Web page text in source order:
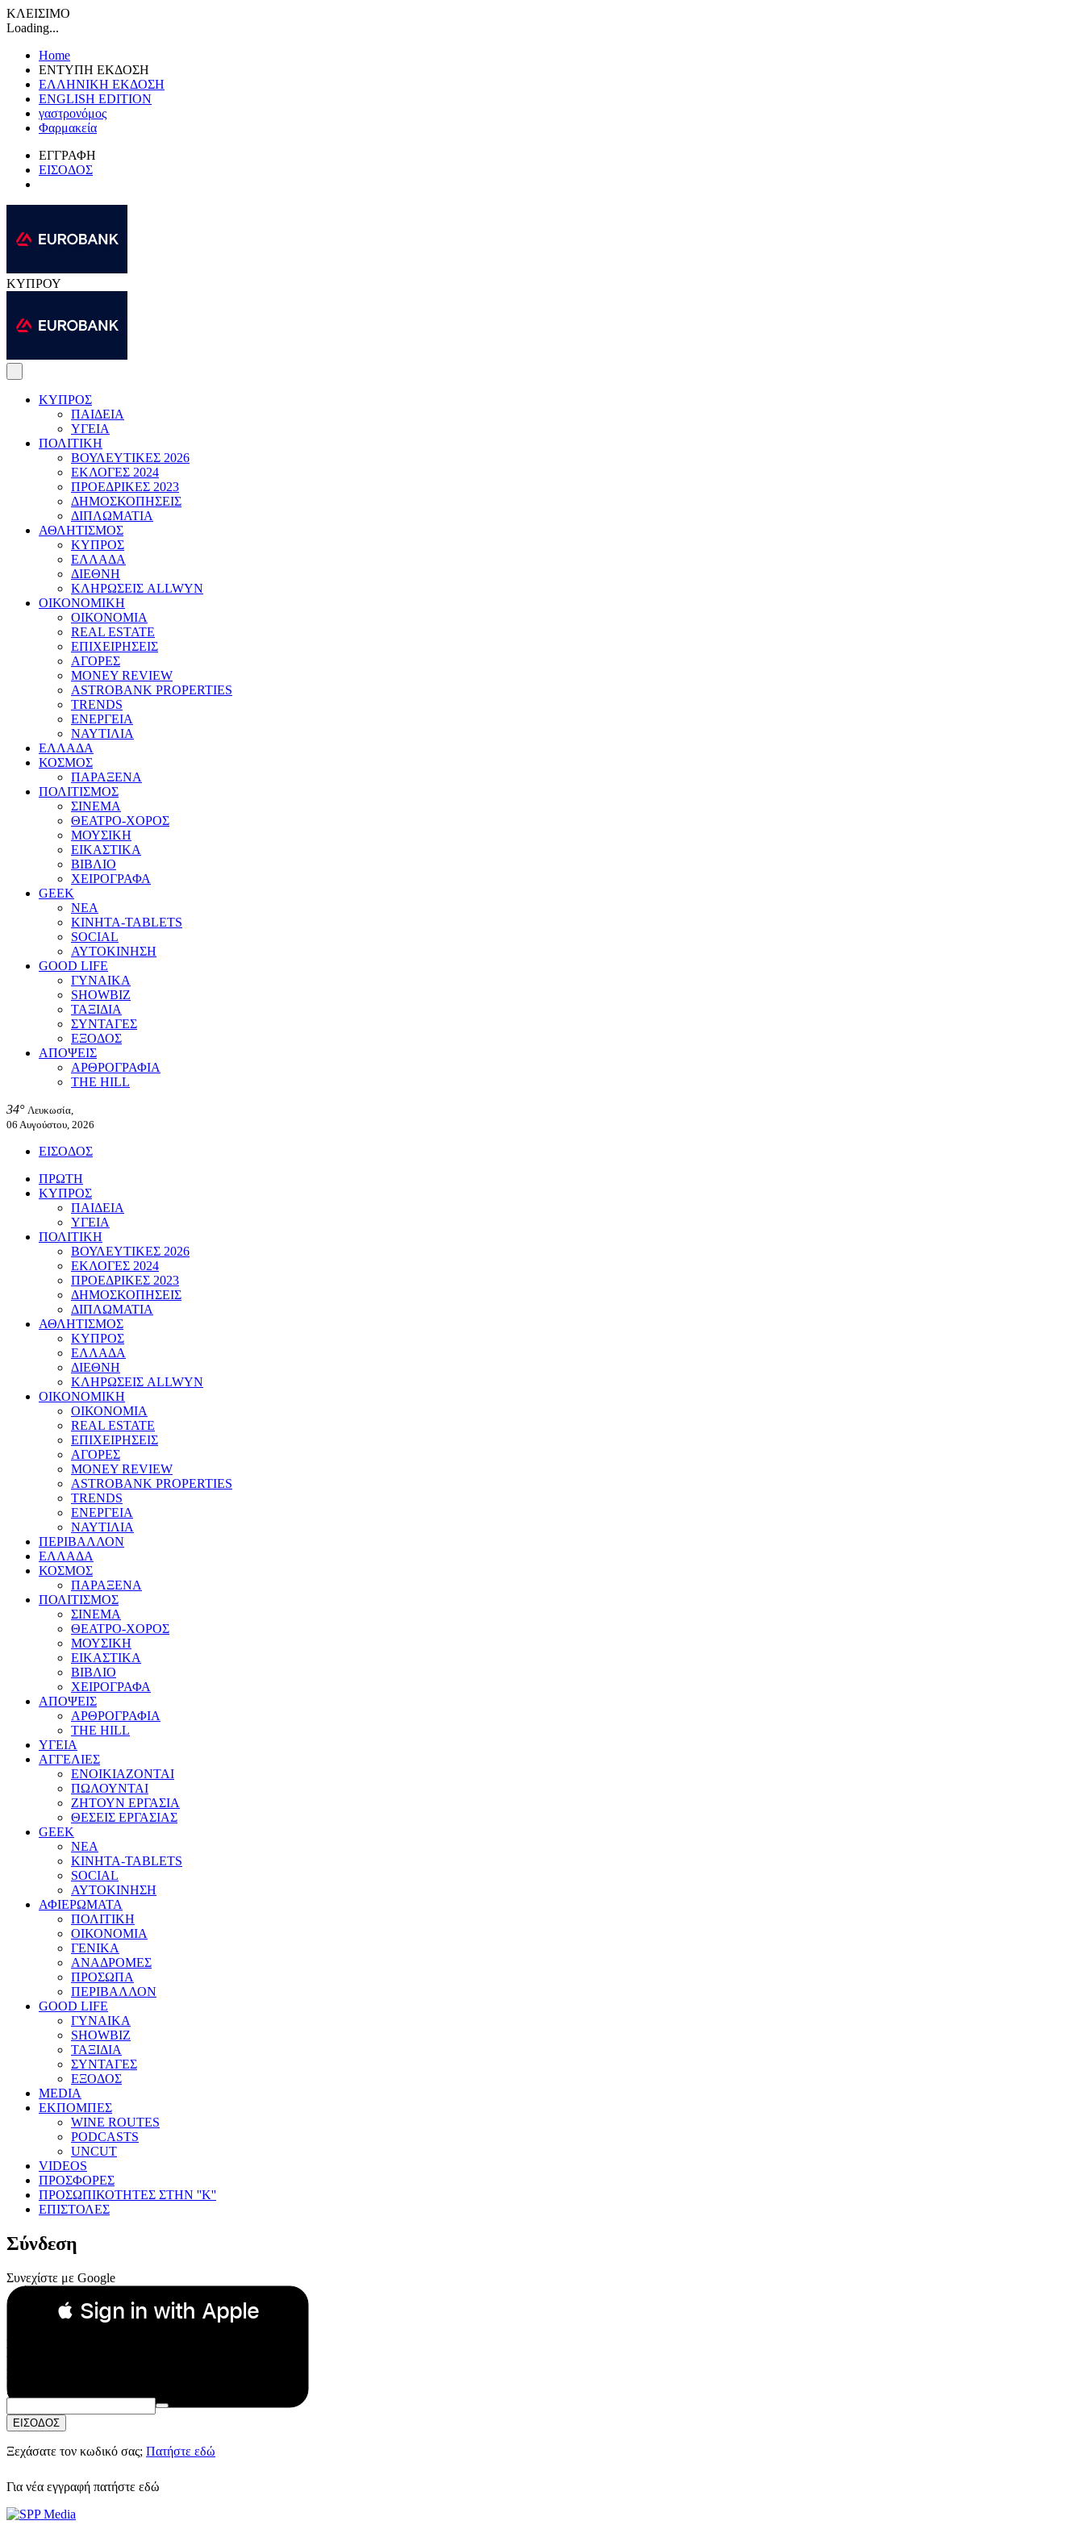
ΚΛΕΙΣΙΜΟ
Loading...
Home
ΕΝΤΥΠΗ ΕΚΔΟΣΗ
ΕΛΛΗΝΙΚΗ ΕΚΔΟΣΗ
ENGLISH EDITION
γαστρονόμος
Φαρμακεία
ΕΓΓΡΑΦΗ
ΕΙΣΟΔΟΣ
ΚΥΠΡΟΥ
ΚΥΠΡΟΣ
ΠΑΙΔΕΙΑ
ΥΓΕΙΑ
ΠΟΛΙΤΙΚΗ
ΒΟΥΛΕΥΤΙΚΕΣ 2026
ΕΚΛΟΓΕΣ 2024
ΠΡΟΕΔΡΙΚΕΣ 2023
ΔΗΜΟΣΚΟΠΗΣΕΙΣ
ΔΙΠΛΩΜΑΤΙΑ
ΑΘΛΗΤΙΣΜΟΣ
ΚΥΠΡΟΣ
ΕΛΛΑΔΑ
ΔΙΕΘΝΗ
ΚΛΗΡΩΣΕΙΣ ALLWYN
ΟΙΚΟΝΟΜΙΚΗ
ΟΙΚΟΝΟΜΙΑ
REAL ESTATE
ΕΠΙΧΕΙΡΗΣΕΙΣ
ΑΓΟΡΕΣ
MONEY REVIEW
ASTROBANK PROPERTIES
TRENDS
ΕΝΕΡΓΕΙΑ
ΝΑΥΤΙΛΙΑ
ΕΛΛΑΔΑ
ΚΟΣΜΟΣ
ΠΑΡΑΞΕΝΑ
ΠΟΛΙΤΙΣΜΟΣ
ΣΙΝΕΜΑ
ΘΕΑΤΡΟ-ΧΟΡΟΣ
ΜΟΥΣΙΚΗ
ΕΙΚΑΣΤΙΚΑ
ΒΙΒΛΙΟ
ΧΕΙΡΟΓΡΑΦΑ
GEEK
ΝΕΑ
ΚΙΝΗΤΑ-TABLETS
SOCIAL
ΑΥΤΟΚΙΝΗΣΗ
GOOD LIFE
ΓΥΝΑΙΚΑ
SHOWBIZ
ΤΑΞΙΔΙΑ
ΣΥΝΤΑΓΕΣ
ΕΞΟΔΟΣ
ΑΠΟΨΕΙΣ
ΑΡΘΡΟΓΡΑΦΙΑ
THE HILL
34° Λευκωσία,
06 Αυγούστου, 2026
ΕΙΣΟΔΟΣ
ΠΡΩΤΗ
ΚΥΠΡΟΣ
ΠΑΙΔΕΙΑ
ΥΓΕΙΑ
ΠΟΛΙΤΙΚΗ
ΒΟΥΛΕΥΤΙΚΕΣ 2026
ΕΚΛΟΓΕΣ 2024
ΠΡΟΕΔΡΙΚΕΣ 2023
ΔΗΜΟΣΚΟΠΗΣΕΙΣ
ΔΙΠΛΩΜΑΤΙΑ
ΑΘΛΗΤΙΣΜΟΣ
ΚΥΠΡΟΣ
ΕΛΛΑΔΑ
ΔΙΕΘΝΗ
ΚΛΗΡΩΣΕΙΣ ALLWYN
ΟΙΚΟΝΟΜΙΚΗ
ΟΙΚΟΝΟΜΙΑ
REAL ESTATE
ΕΠΙΧΕΙΡΗΣΕΙΣ
ΑΓΟΡΕΣ
MONEY REVIEW
ASTROBANK PROPERTIES
TRENDS
ΕΝΕΡΓΕΙΑ
ΝΑΥΤΙΛΙΑ
ΠΕΡΙΒΑΛΛΟΝ
ΕΛΛΑΔΑ
ΚΟΣΜΟΣ
ΠΑΡΑΞΕΝΑ
ΠΟΛΙΤΙΣΜΟΣ
ΣΙΝΕΜΑ
ΘΕΑΤΡΟ-ΧΟΡΟΣ
ΜΟΥΣΙΚΗ
ΕΙΚΑΣΤΙΚΑ
ΒΙΒΛΙΟ
ΧΕΙΡΟΓΡΑΦΑ
ΑΠΟΨΕΙΣ
ΑΡΘΡΟΓΡΑΦΙΑ
THE HILL
ΥΓΕΙΑ
ΑΓΓΕΛΙΕΣ
ΕΝΟΙΚΙΑΖΟΝΤΑΙ
ΠΩΛΟΥΝΤΑΙ
ΖΗΤΟΥΝ ΕΡΓΑΣΙΑ
ΘΕΣΕΙΣ ΕΡΓΑΣΙΑΣ
GEEK
ΝΕΑ
ΚΙΝΗΤΑ-TABLETS
SOCIAL
ΑΥΤΟΚΙΝΗΣΗ
ΑΦΙΕΡΩΜΑΤΑ
ΠΟΛΙΤΙΚΗ
ΟΙΚΟΝΟΜΙΑ
ΓΕΝΙΚΑ
ΑΝΑΔΡΟΜΕΣ
ΠΡΟΣΩΠΑ
ΠΕΡΙΒΑΛΛΟΝ
GOOD LIFE
ΓΥΝΑΙΚΑ
SHOWBIZ
ΤΑΞΙΔΙΑ
ΣΥΝΤΑΓΕΣ
ΕΞΟΔΟΣ
MEDIA
ΕΚΠΟΜΠΕΣ
WINE ROUTES
PODCASTS
UNCUT
VIDEOS
ΠΡΟΣΦΟΡΕΣ
ΠΡΟΣΩΠΙΚΟΤΗΤΕΣ ΣΤΗΝ ''Κ''
ΕΠΙΣΤΟΛΕΣ
Σύνδεση
Συνεχίστε με Google
 Sign in with Apple
Συνεχίστε με Apple
ή
Email:
Κωδικός Πρόσβασης:
ΕΙΣΟΔΟΣ
Ξεχάσατε τον κωδικό σας; Πατήστε εδώ
Για νέα εγγραφή πατήστε εδώ